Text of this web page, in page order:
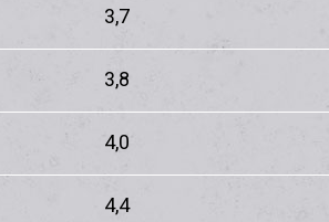
3,7
3,8
4,0
4,4